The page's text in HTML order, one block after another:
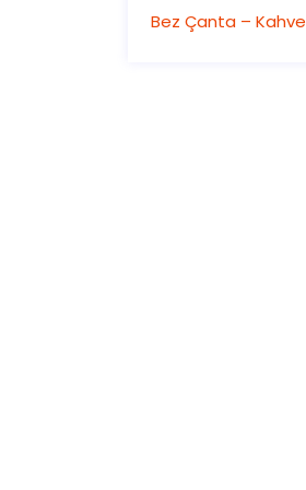
Bez Çanta – Kahve